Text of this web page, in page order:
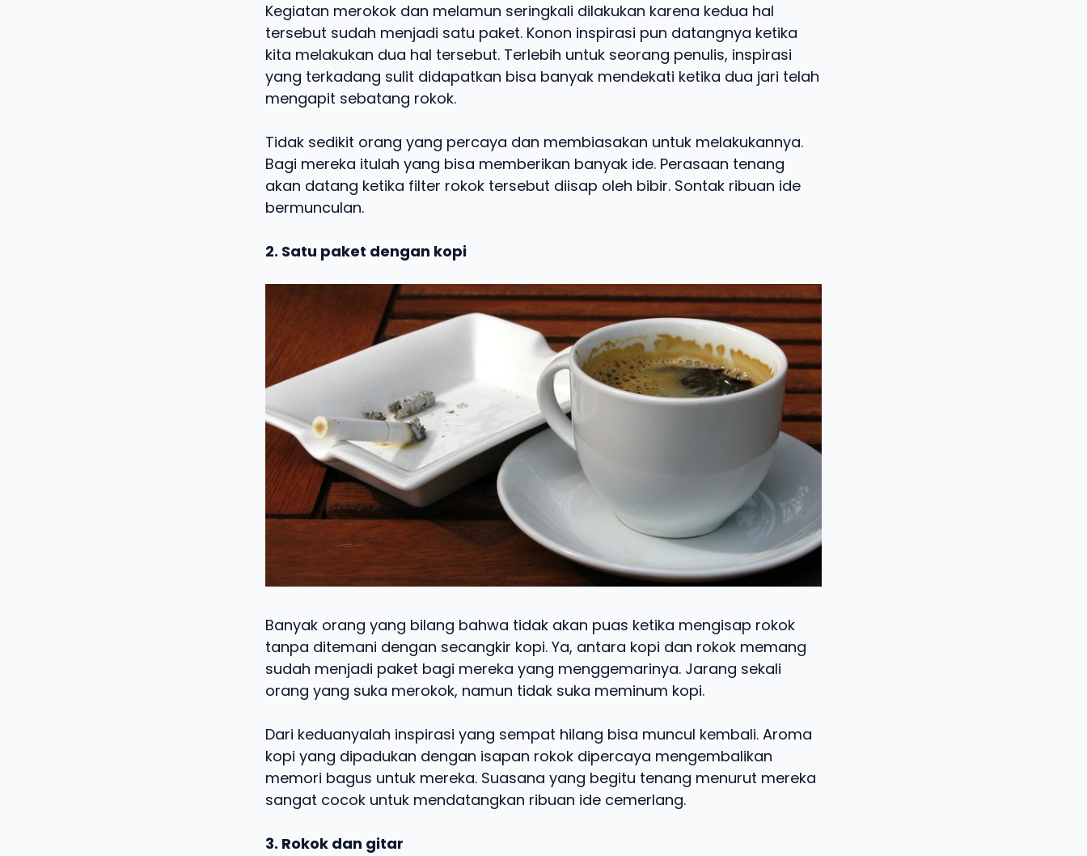
Kegiatan merokok dan melamun seringkali dilakukan karena kedua hal
tersebut sudah menjadi satu paket. Konon inspirasi pun datangnya ketika
kita melakukan dua hal tersebut. Terlebih untuk seorang penulis, inspirasi
yang terkadang sulit didapatkan bisa banyak mendekati ketika dua jari telah
mengapit sebatang rokok.
Tidak sedikit orang yang percaya dan membiasakan untuk melakukannya.
Bagi mereka itulah yang bisa memberikan banyak ide. Perasaan tenang
akan datang ketika filter rokok tersebut diisap oleh bibir. Sontak ribuan ide
bermunculan.
2. Satu paket dengan kopi
Banyak orang yang bilang bahwa tidak akan puas ketika mengisap rokok
tanpa ditemani dengan secangkir kopi. Ya, antara kopi dan rokok memang
sudah menjadi paket bagi mereka yang menggemarinya. Jarang sekali
orang yang suka merokok, namun tidak suka meminum kopi.
Dari keduanyalah inspirasi yang sempat hilang bisa muncul kembali. Aroma
kopi yang dipadukan dengan isapan rokok dipercaya mengembalikan
memori bagus untuk mereka. Suasana yang begitu tenang menurut mereka
sangat cocok untuk mendatangkan ribuan ide cemerlang.
3. Rokok dan gitar